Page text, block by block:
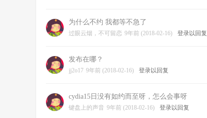
为什么不约 我都等不急了
过眼云烟，不可留恋 9年前 (2018-02-16) 登录以回复
发布在哪？
jj2o17 9年前 (2018-02-16) 登录以回复
cydia15日没有如约而至呀，怎么会事呀
键盘上的声音 9年前 (2018-02-16) 登录以回复